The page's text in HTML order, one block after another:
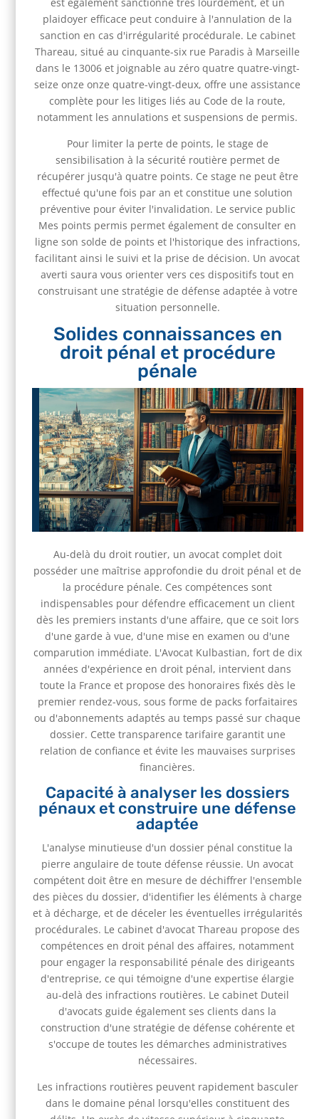
est également sanctionné très lourdement, et un
plaidoyer efficace peut conduire à l'annulation de la
sanction en cas d'irrégularité procédurale. Le cabinet
Thareau, situé au cinquante-six rue Paradis à Marseille
dans le 13006 et joignable au zéro quatre quatre-vingt-
seize onze onze quatre-vingt-deux, offre une assistance
complète pour les litiges liés au Code de la route,
notamment les annulations et suspensions de permis.
Pour limiter la perte de points, le stage de
sensibilisation à la sécurité routière permet de
récupérer jusqu'à quatre points. Ce stage ne peut être
effectué qu'une fois par an et constitue une solution
préventive pour éviter l'invalidation. Le service public
Mes points permis permet également de consulter en
ligne son solde de points et l'historique des infractions,
facilitant ainsi le suivi et la prise de décision. Un avocat
averti saura vous orienter vers ces dispositifs tout en
construisant une stratégie de défense adaptée à votre
situation personnelle.
Solides connaissances en
droit pénal et procédure
pénale
Au-delà du droit routier, un avocat complet doit
posséder une maîtrise approfondie du droit pénal et de
la procédure pénale. Ces compétences sont
indispensables pour défendre efficacement un client
dès les premiers instants d'une affaire, que ce soit lors
d'une garde à vue, d'une mise en examen ou d'une
comparution immédiate. L'Avocat Kulbastian, fort de dix
années d'expérience en droit pénal, intervient dans
toute la France et propose des honoraires fixés dès le
premier rendez-vous, sous forme de packs forfaitaires
ou d'abonnements adaptés au temps passé sur chaque
dossier. Cette transparence tarifaire garantit une
relation de confiance et évite les mauvaises surprises
financières.
Capacité à analyser les dossiers
pénaux et construire une défense
adaptée
L'analyse minutieuse d'un dossier pénal constitue la
pierre angulaire de toute défense réussie. Un avocat
compétent doit être en mesure de déchiffrer l'ensemble
des pièces du dossier, d'identifier les éléments à charge
et à décharge, et de déceler les éventuelles irrégularités
procédurales. Le cabinet d'avocat Thareau propose des
compétences en droit pénal des affaires, notamment
pour engager la responsabilité pénale des dirigeants
d'entreprise, ce qui témoigne d'une expertise élargie
au-delà des infractions routières. Le cabinet Duteil
d'avocats guide également ses clients dans la
construction d'une stratégie de défense cohérente et
s'occupe de toutes les démarches administratives
nécessaires.
Les infractions routières peuvent rapidement basculer
dans le domaine pénal lorsqu'elles constituent des